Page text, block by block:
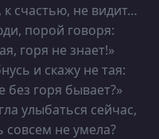
к счастью, не видит…
порой говоря:
горя не знает!»
и скажу не тая:
без горя бывает?»
улыбаться сейчас,
совсем не умела?